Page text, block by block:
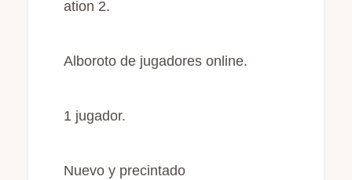
ation 2.
Alboroto de jugadores online.
1 jugador.
Nuevo y precintado